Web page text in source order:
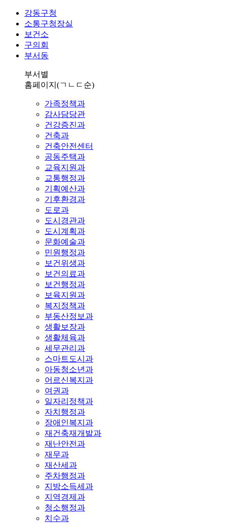
강동구청
소통구청장실
보건소
구의회
부서동
부서별
홈페이지 (ㄱㄴㄷ순)
가족정책과
감사담당관
건강증진과
건축과
건축안전센터
공동주택과
교육지원과
교통행정과
기획예산과
기후환경과
도로과
도시경관과
도시계획과
문화예술과
민원행정과
보건위생과
보건의료과
보건행정과
보육지원과
복지정책과
부동산정보과
생활보장과
생활체육과
세무관리과
스마트도시과
아동청소년과
어르신복지과
여권과
일자리정책과
자치행정과
장애인복지과
재건축재개발과
재난안전과
재무과
재산세과
주차행정과
지방소득세과
지역경제과
청소행정과
치수과